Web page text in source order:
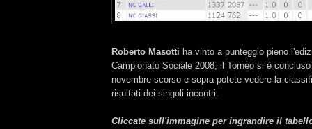
Roberto Masotti ha vinto a punteggio pieno
Campionato Sociale 2008; il Torneo si è
novembre scorso e sopra potete vedere la
risultati dei singoli incontri.
Cliccate sull'immagine per ingrandire il